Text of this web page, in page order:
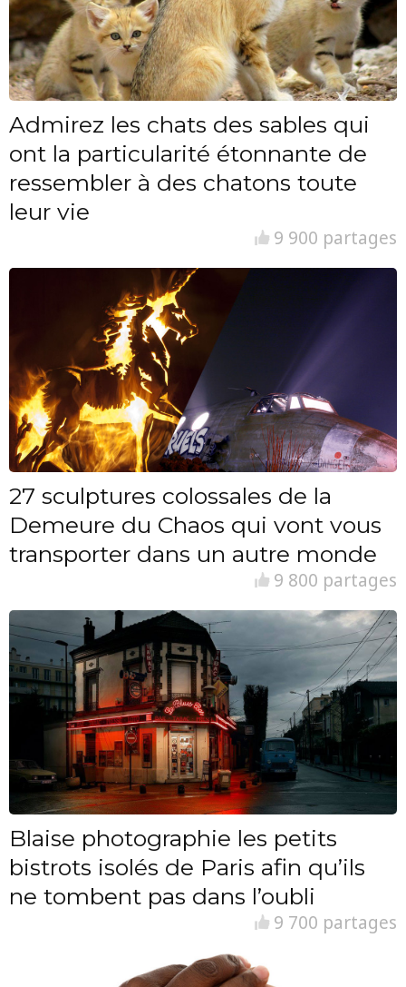
Admirez les chats des sables qui
ont la particularité étonnante de
ressembler à des chatons toute
leur vie
9 900 partages
27 sculptures colossales de la
Demeure du Chaos qui vont vous
transporter dans un autre monde
9 800 partages
Blaise photographie les petits
bistrots isolés de Paris afin qu’ils
ne tombent pas dans l’oubli
9 700 partages